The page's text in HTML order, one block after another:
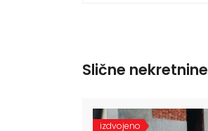
Slične nekretnine
izdvojeno